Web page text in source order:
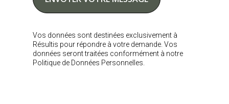
Vos données sont destinées exclusivement à
Résultis pour répondre à votre demande. Vos
données seront traitées conformément à notre
Politique de Données Personnelles.